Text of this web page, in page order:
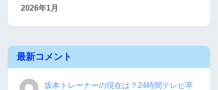
2026年1月
最新コメント
坂本トレーナーの現在は？24時間テレビ卒